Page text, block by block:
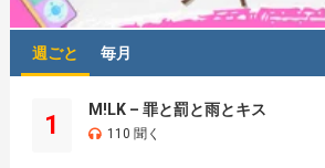
週ごと 毎月
1
M!LK – 罪と罰と雨とキス
110 聞く